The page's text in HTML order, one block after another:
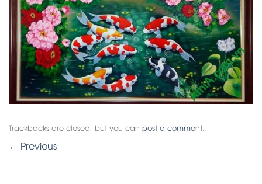
Trackbacks are closed, but you can post a comment.
← Previous